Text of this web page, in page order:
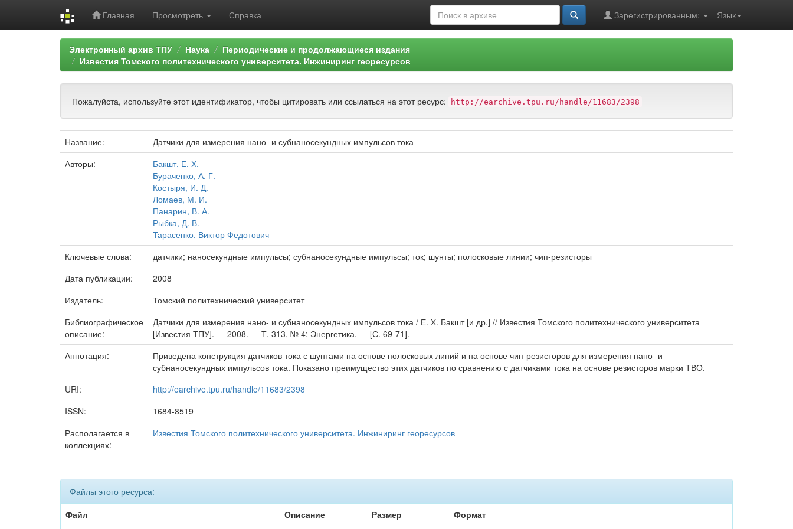
Главная Просмотреть Справка Язык
Зарегистрированным:
Электронный архив ТПУ Наука
Периодические и продолжающиеся издания
Известия Томского политехнического университета. Инжиниринг георесурсов
Пожалуйста, используйте этот идентификатор, чтобы цитировать или ссылаться на этот ресурс: http://earchive.tpu.ru/handle/11683/2398
Название:
Датчики для измерения нано- и субнаносекундных импульсов тока
Авторы:
Бакшт, Е. Х.
Бураченко, А. Г.
Костыря, И. Д.
Ломаев, М. И.
Панарин, В. А.
Рыбка, Д. В.
Тарасенко, Виктор Федотович
Ключевые слова:
датчики; наносекундные импульсы; субнаносекундные импульсы; ток; шунты; полосковые линии; чип-резисторы
Дата публикации:
2008
Издатель:
Томский политехнический университет
Библиографическое
описание:
Датчики для измерения нано- и субнаносекундных импульсов тока / Е. Х. Бакшт [и др.] // Известия Томского политехнического университета
[Известия ТПУ]. — 2008. — Т. 313, № 4: Энергетика. — [С. 69-71].
Аннотация:
Приведена конструкция датчиков тока с шунтами на основе полосковых линий и на основе чип-резисторов для измерения нано- и
субнаносекундных импульсов тока. Показано преимущество этих датчиков по сравнению с датчиками тока на основе резисторов марки ТВО.
URI:
http://earchive.tpu.ru/handle/11683/2398
ISSN:
1684-8519
Располагается в
коллекциях:
Известия Томского политехнического университета. Инжиниринг георесурсов
Файлы этого ресурса:
Файл
Описание Размер Формат